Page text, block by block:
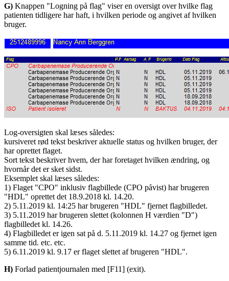
G) Knappen "Logning på flag" viser en oversigt over hvilke flag
patienten tidligere har haft, i hvilken periode og angivet af hvilken
bruger.
Log-oversigten skal læses således:
kursiveret rød tekst beskriver aktuelle status og hvilken bruger, der
har oprettet flaget.
Sort tekst beskriver hvem, der har foretaget hvilken ændring, og
hvornår det er sket sidst.
Eksemplet skal læses således:
1) Flaget "CPO" inklusiv flagbillede (CPO påvist) har brugeren
"HDL" oprettet det 18.9.2018 kl. 14.20.
2) 5.11.2019 kl. 14:25 har brugeren "HDL" fjernet flagbilledet.
3) 5.11.2019 har brugeren slettet (kolonnen H værdien "D")
flagbilledet kl. 14.26.
4) Flagbilledet er igen sat på d. 5.11.2019 kl. 14.27 og fjernet igen
samme tid. etc. etc.
5) 6.11.2019 kl. 9.17 er flaget slettet af brugeren "HDL".
H) Forlad patientjournalen med [F11] (exit).